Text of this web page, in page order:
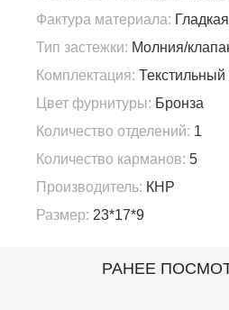
Фактура материала:
Тип застежки: Молния/
Комплектация:
Цвет фурнитуры: Бронза
Количество отделений: 1
Количество карманов: 5
Производитель: КНР
Размер: 23*17*9
РАНЕЕ